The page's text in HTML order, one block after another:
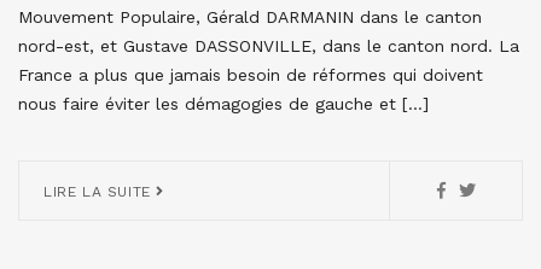
Mouvement Populaire, Gérald DARMANIN dans le canton
nord-est, et Gustave DASSONVILLE, dans le canton nord. La
France a plus que jamais besoin de réformes qui doivent
nous faire éviter les démagogies de gauche et […]
LIRE LA SUITE